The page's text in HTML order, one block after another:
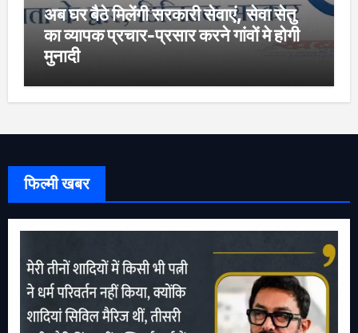
अब घर बैठे मिलेंगी सरकारी सेवाएं, सेवा सेतु
का व्यापक प्रचार-प्रसार करने गांवों मे होगी
मुनादी
फिल्मी खबर